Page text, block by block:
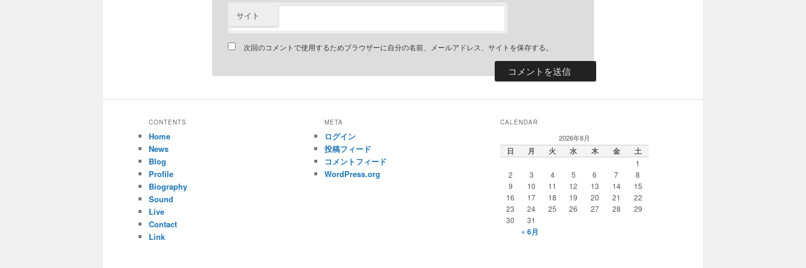
サイト
次回のコメントで使用するためブラウザーに自分の名前、メールアドレス、サイトを保存する。
CONTENTS
Home
News
Blog
Profile
Biography
Sound
Live
Contact
Link
META
ログイン
投稿フィード
コメントフィード
WordPress.org
CALENDAR
2026年8月
日 月 火 水 木 金 土
1
2
3 4 5 6 7
8
9
10 11 12 13 14
15
16
17 18 19 20 21
22
23
24 25 26 27 28
29
30
31
« 6月